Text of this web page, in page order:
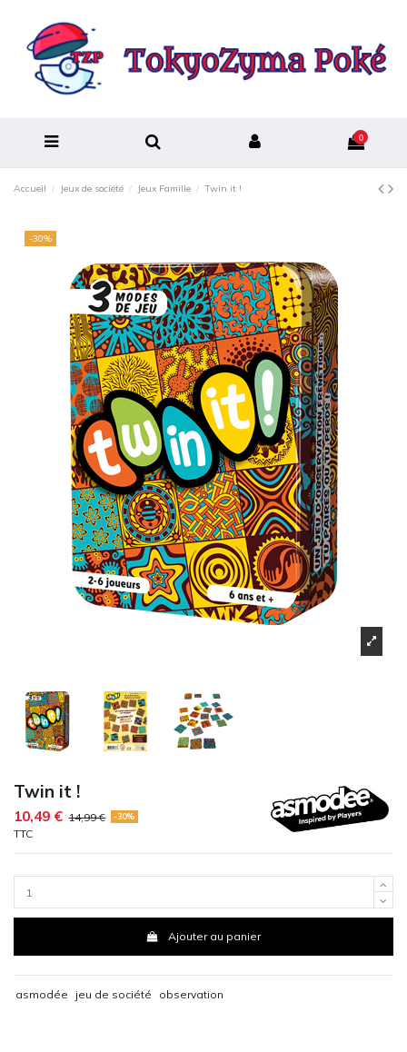
0
Accueil Jeux de société Jeux Famille Twin it !
-30%
Twin it !
10,49 € 14,99 € -30%
TTC
Ajouter au panier
asmodée jeu de société observation